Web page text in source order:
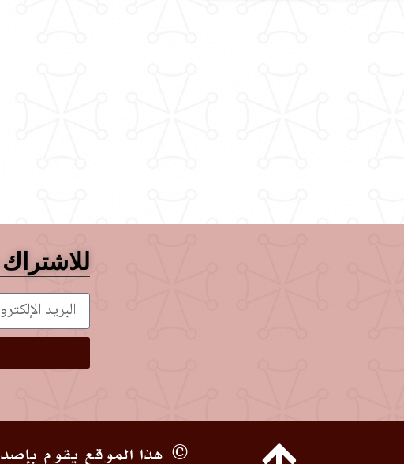
للاشتراك
© هذا الموقع يقوم